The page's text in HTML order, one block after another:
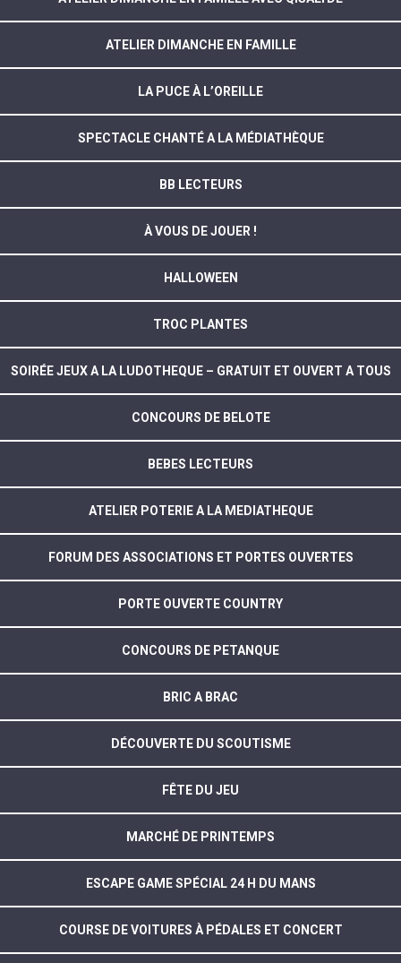
ATELIER DIMANCHE EN FAMILLE
LA PUCE À L’OREILLE
SPECTACLE CHANTÉ A LA MÉDIATHÈQUE
BB LECTEURS
À VOUS DE JOUER !
HALLOWEEN
TROC PLANTES
SOIRÉE JEUX A LA LUDOTHEQUE – GRATUIT ET OUVERT A TOUS
CONCOURS DE BELOTE
BEBES LECTEURS
ATELIER POTERIE A LA MEDIATHEQUE
FORUM DES ASSOCIATIONS ET PORTES OUVERTES
PORTE OUVERTE COUNTRY
CONCOURS DE PETANQUE
BRIC A BRAC
DÉCOUVERTE DU SCOUTISME
FÊTE DU JEU
MARCHÉ DE PRINTEMPS
ESCAPE GAME SPÉCIAL 24 H DU MANS
COURSE DE VOITURES À PÉDALES ET CONCERT